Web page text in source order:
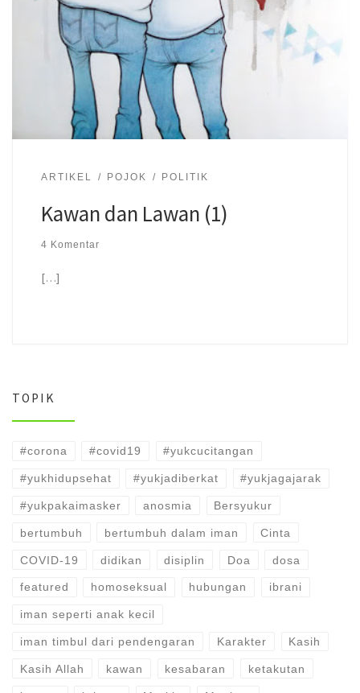
ARTIKEL POJOK POLITIK
Kawan dan Lawan (1)
4 Komentar
[…]
TOPIK
#corona #covid19 #yukcucitangan
#yukhidupsehat #yukjadiberkat #yukjagajarak
#yukpakaimasker anosmia Bersyukur
bertumbuh bertumbuh dalam iman Cinta
COVID-19 didikan disiplin Doa dosa
featured homoseksual hubungan ibrani
iman seperti anak kecil
iman timbul dari pendengaran Karakter Kasih
Kasih Allah kawan kesabaran ketakutan